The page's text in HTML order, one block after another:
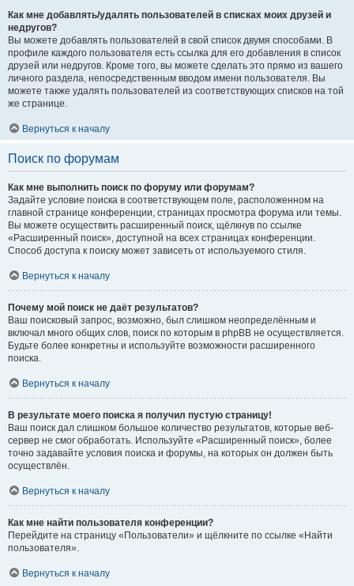
Как мне добавлять/удалять пользователей в списках моих друзей и
недругов?
Вы можете добавлять пользователей в свой список двумя способами. В
профиле каждого пользователя есть ссылка для его добавления в список
друзей или недругов. Кроме того, вы можете сделать это прямо из вашего
личного раздела, непосредственным вводом имени пользователя. Вы
можете также удалять пользователей из соответствующих списков на той
же странице.
Вернуться к началу
Поиск по форумам
Как мне выполнить поиск по форуму или форумам?
Задайте условие поиска в соответствующем поле, расположенном на
главной странице конференции, страницах просмотра форума или темы.
Вы можете осуществить расширенный поиск, щёлкнув по ссылке
«Расширенный поиск», доступной на всех страницах конференции.
Способ доступа к поиску может зависеть от используемого стиля.
Вернуться к началу
Почему мой поиск не даёт результатов?
Ваш поисковый запрос, возможно, был слишком неопределённым и
включал много общих слов, поиск по которым в phpBB не осуществляется.
Будьте более конкретны и используйте возможности расширенного
поиска.
Вернуться к началу
В результате моего поиска я получил пустую страницу!
Ваш поиск дал слишком большое количество результатов, которые веб-
сервер не смог обработать. Используйте «Расширенный поиск», более
точно задавайте условия поиска и форумы, на которых он должен быть
осуществлён.
Вернуться к началу
Как мне найти пользователя конференции?
Перейдите на страницу «Пользователи» и щёлкните по ссылке «Найти
пользователя».
Вернуться к началу